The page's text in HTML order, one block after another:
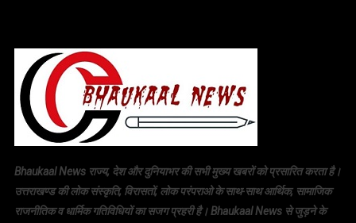
Bhaukaal News राज्य, देश और दुनियाभर की सभी मुख्य खबरों को प्रसारित करता है।
उत्तराखण्ड की लोक संस्कृति, विरासतों, लोक परंपराओ के साथ-साथ आर्थिक, सामाजिक
राजनीतिक व धार्मिक गतिविधियों का सजग प्रहरी है। Bhaukaal News से जुड़ने के